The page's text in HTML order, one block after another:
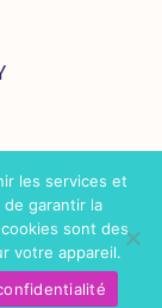
CGV
Mentions légales
RGPD
les services et
garantir la
sont des
votre appareil.